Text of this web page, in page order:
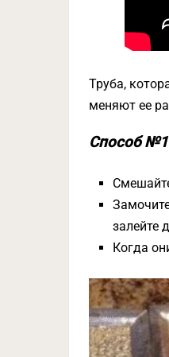
Труба,
меняют ее
Способ №1
залейте
Когда